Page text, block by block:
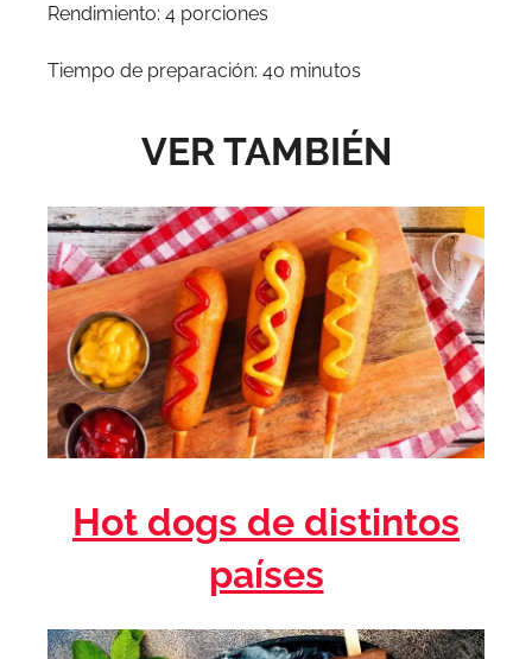
Rendimiento: 4 porciones
Tiempo de preparación: 40 minutos
VER TAMBIÉN
Hot dogs de distintos
países